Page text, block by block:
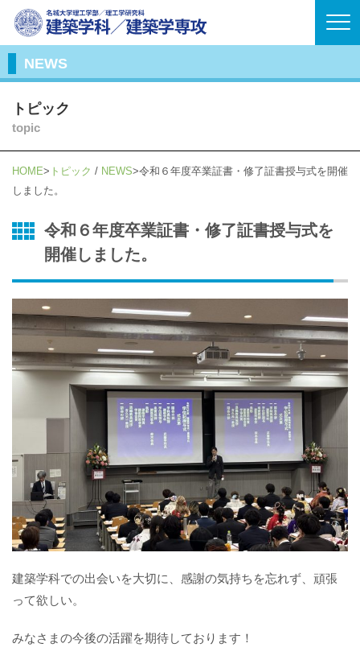
NEWS
トピック
topic
HOME トピック / NEWS 令和６年度卒業証書・修了証書授与式を開催
しました。
令和６年度卒業証書・修了証書授与式を
開催しました。
建築学科での出会いを大切に、感謝の気持ちを忘れず、頑張
って欲しい。
みなさまの今後の活躍を期待しております！